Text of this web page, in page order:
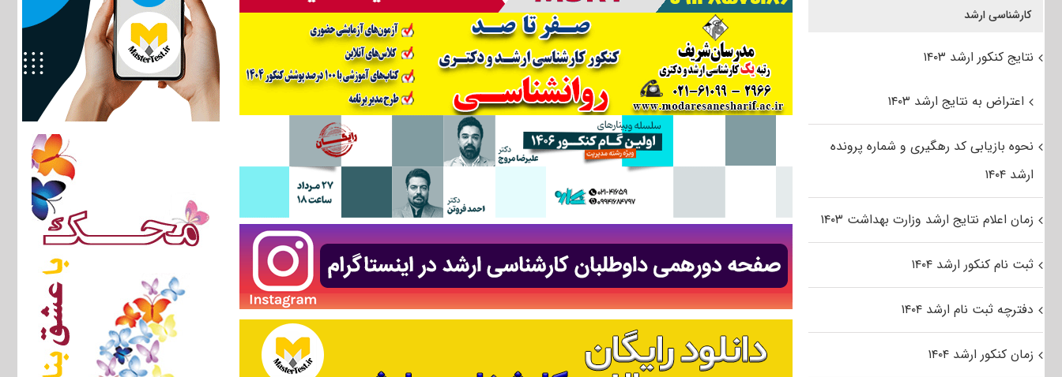
کارشناسی ارشد
نتایج کنکور ارشد ۱۴۰۳
اعتراض به نتایج ارشد ۱۴۰۳
نحوه بازیابی کد رهگیری و شماره پرونده
ارشد ۱۴۰۴
زمان اعلام نتایج ارشد وزارت بهداشت ۱۴۰۳
ثبت نام کنکور ارشد ۱۴۰۴
دفترچه ثبت نام ارشد ۱۴۰۴
زمان کنکور ارشد ۱۴۰۴